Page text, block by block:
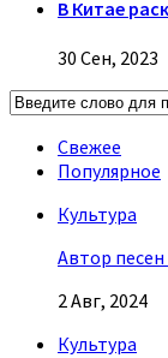
В Китае
30 Сен, 2023
Свежее
Популярное
Культура
Автор
2 Авг, 2024
Культура